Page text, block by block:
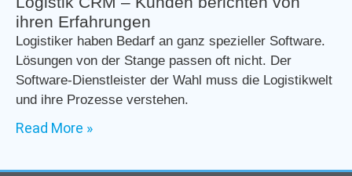
ihren Erfahrungen
Logistiker haben Bedarf an ganz spezieller Software.
Lösungen von der Stange passen oft nicht. Der
Software-Dienstleister der Wahl muss die Logistikwelt
und ihre Prozesse verstehen.
Read More »